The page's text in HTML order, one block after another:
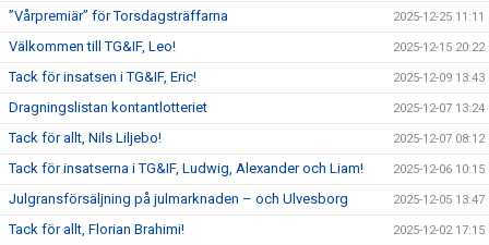
”Vårpremiär” för Torsdagsträffarna 2025-12-25 11:11
Välkommen till TG&IF, Leo! 2025-12-15 20:22
Tack för insatsen i TG&IF, Eric! 2025-12-09 13:43
Dragningslistan kontantlotteriet 2025-12-07 13:24
Tack för allt, Nils Liljebo! 2025-12-07 08:12
Tack för insatserna i TG&IF, Ludwig, Alexander och Liam! 2025-12-06 10:15
Julgransförsäljning på julmarknaden – och Ulvesborg 2025-12-05 13:47
Tack för allt, Florian Brahimi! 2025-12-02 17:15